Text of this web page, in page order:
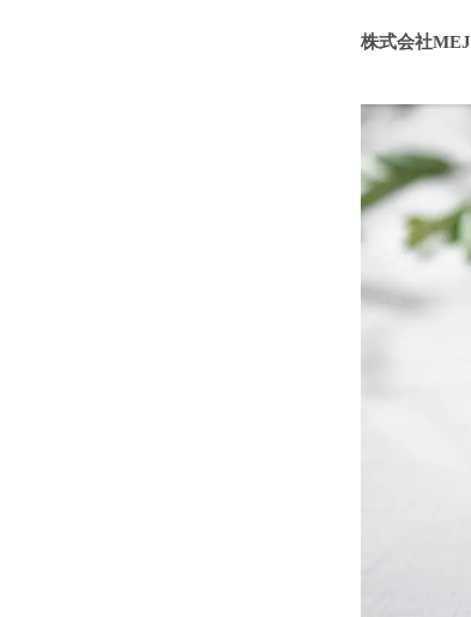
株式会社MEJ